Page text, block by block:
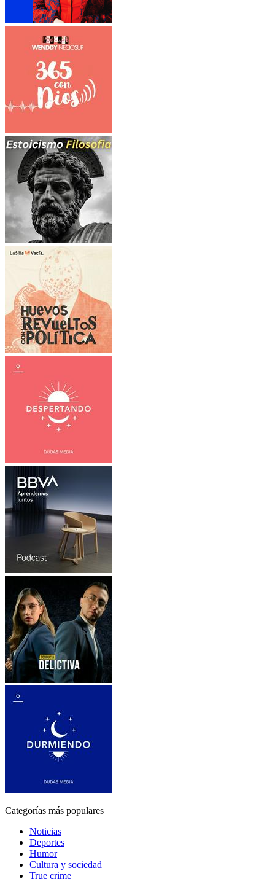
Categorías más populares
Noticias
Deportes
Humor
Cultura y sociedad
True crime